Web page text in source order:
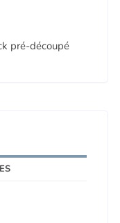
pré-découpé